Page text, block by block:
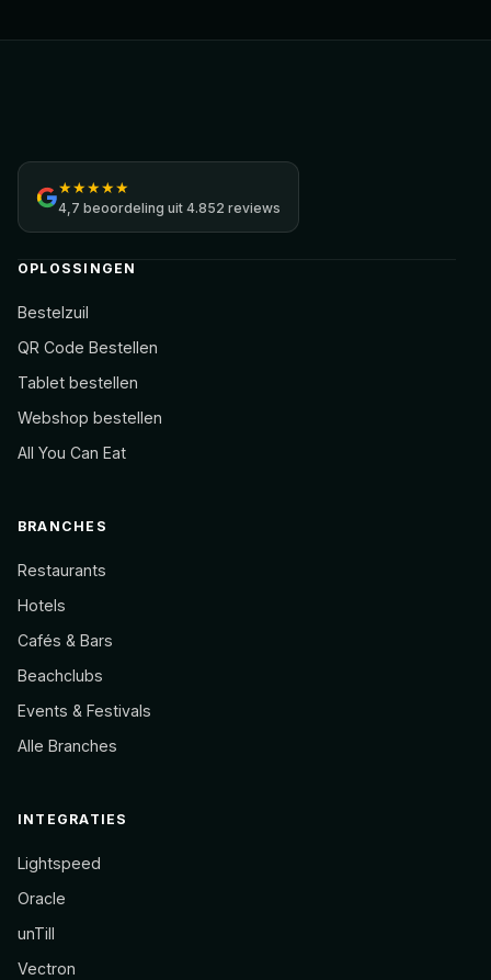
★★★★★
4,7 beoordeling uit 4.852 reviews
OPLOSSINGEN
Bestelzuil
QR Code Bestellen
Tablet bestellen
Webshop bestellen
All You Can Eat
BRANCHES
Restaurants
Hotels
Cafés & Bars
Beachclubs
Events & Festivals
Alle Branches
INTEGRATIES
Lightspeed
Oracle
unTill
Vectron